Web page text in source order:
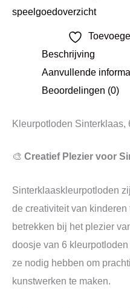
speelgoedoverzicht
Beschrijving
Aanvullende
Beoordelingen (0)
Kleurpotloden Sinterklaas,
🎨 Creatief Plezier voor
Sinterklaaskleurpotloden
de creativiteit van kinderen
betrekken bij het plezier
doosje van 6
ze nodig hebben om
kunstwerken te maken.